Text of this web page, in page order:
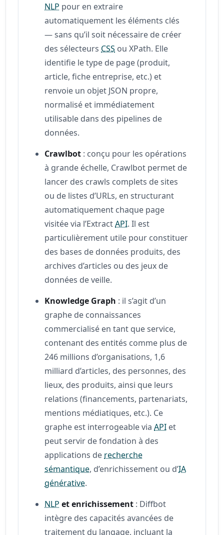
NLP pour en extraire
automatiquement les éléments clés
— sans qu’il soit nécessaire de créer
des sélecteurs CSS ou XPath. Elle
identifie le type de page (produit,
article, fiche entreprise, etc.) et
renvoie un objet JSON propre,
normalisé et immédiatement
utilisable dans des pipelines de
données.
Crawlbot : conçu pour les opérations
à grande échelle, Crawlbot permet de
lancer des crawls complets de sites
ou de listes d’URLs, en structurant
automatiquement chaque page
visitée via l’ExtractAPI. Il est
particulièrement utile pour constituer
des bases de données produits, des
archives d’articles ou des jeux de
données de veille.
Knowledge Graph : il s’agit d’un
graphe de connaissances
commercialisé en tant que service,
contenant des entités comme plus de
246 millions d’organisations, 1,6
milliard d’articles, des personnes, des
lieux, des produits, ainsi que leurs
relations (financements, partenariats,
mentions médiatiques, etc.). Ce
graphe est interrogeable viaAPI et
peut servir de fondation à des
applications de recherche
sémantique, d’enrichissement ou d’IA
générative.
NLP et enrichissement : Diffbot
intègre des capacités avancées de
traitement du langage, incluant la